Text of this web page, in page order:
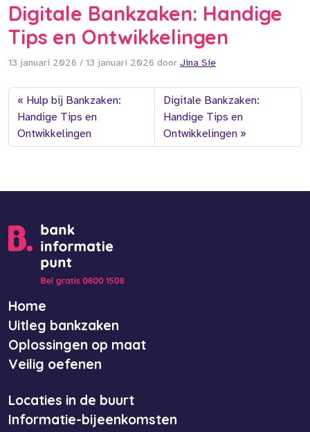
Digitale Bankzaken: Handige
Tips en Ontwikkelingen
13 januari 2026 / 13 januari 2026 door Jina Sie
Hulp bij Bankzaken:
Handige Tips en
Ontwikkelingen
Digitale Bankzaken:
Handige Tips en
Ontwikkelingen
Home
Uitleg bankzaken
Oplossingen op maat
Veilig oefenen
Locaties in de buurt
Informatie-bijeenkomsten